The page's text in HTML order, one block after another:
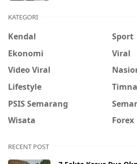
KATEGORI
Kendal
Sport
Ekonomi
Viral
Video Viral
Lifestyle
PSIS Semarang
Wisata
Forex
RECENT POST